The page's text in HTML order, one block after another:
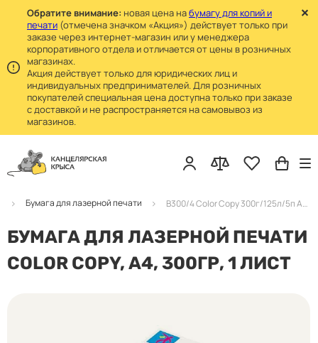
Обратите внимание: новая цена набумагу для копий и
печати (отмечена значком «Акция») действует только при
заказе через интернет-магазин или у менеджера
корпоративного отдела и отличается от цены в розничных
магазинах.
Акция действует только для юридических лиц и
индивидуальных предпринимателей. Для розничных
покупателей специальная цена доступна только при заказе
с доставкой и не распространяется на самовывоз из
магазинов.
Бумага для лазерной печати B300/4 Color Copy 300г/125л/5п A4 Бумага для лазерной печати
БУМАГА ДЛЯ ЛАЗЕРНОЙ ПЕЧАТИ
COLOR COPY, А4, 300ГР, 1 ЛИСТ